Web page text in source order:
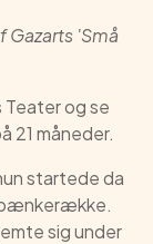
Gazarts 'Små
og se
21 måneder.
startede da
sig under